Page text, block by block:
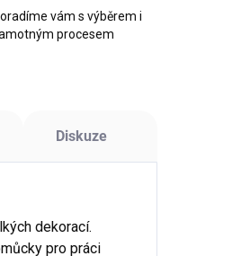
vám s výběrem i
procesem
Diskuze
dekorací.
pro práci